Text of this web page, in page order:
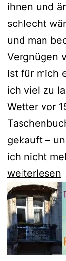
ihnen und
schlecht
und man
Vergnügen
ist für mich
ich viel zu
Wetter vor
gekauft –
ich nicht
Bei
Wolf
Haas
ist
die
Luftmatratze
weiterlesen